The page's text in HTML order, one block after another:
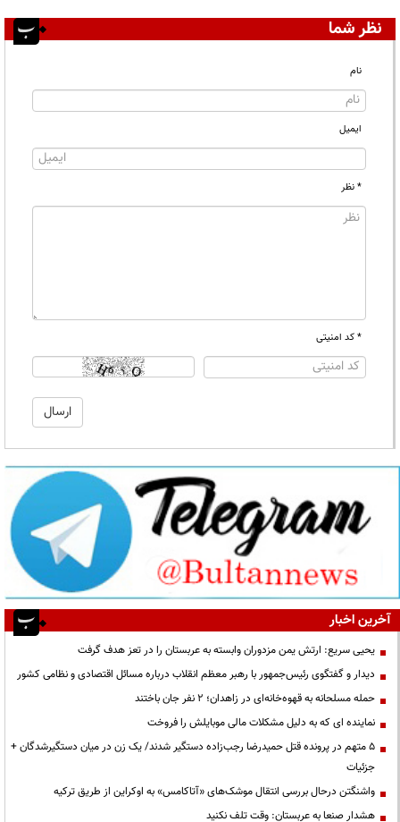
نظر شما
نام
ایمیل
* نظر
* کد امنیتی
آخرین اخبار
یحیی سریع: ارتش یمن مزدوران وابسته به عربستان را در تعز هدف گرفت
دیدار و گفتگوی رئیس‌جمهور با رهبر معظم انقلاب درباره مسائل اقتصادی و نظامی کشور
حمله مسلحانه به قهوه‌خانه‌ای در زاهدان؛ ۲ نفر جان باختند
نماینده ای که به دلیل مشکلات مالی موبایلش را فروخت
۵ متهم در پرونده قتل حمیدرضا رجب‌زاده دستگیر شدند/ یک زن در میان دستگیرشدگان +
جزئیات
واشنگتن درحال بررسی انتقال موشک‌های «آتاکامس» به اوکراین از طریق ترکیه
هشدار صنعا به عربستان: وقت تلف نکنید